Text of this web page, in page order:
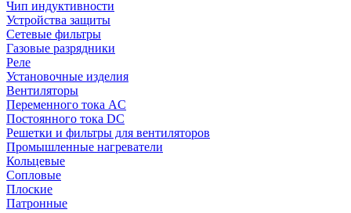
Чип индуктивности
Устройства защиты
Сетевые фильтры
Газовые разрядники
Реле
Установочные изделия
Вентиляторы
Переменного тока AC
Постоянного тока DC
Решетки и фильтры для вентиляторов
Промышленные нагреватели
Кольцевые
Сопловые
Плоские
Патронные